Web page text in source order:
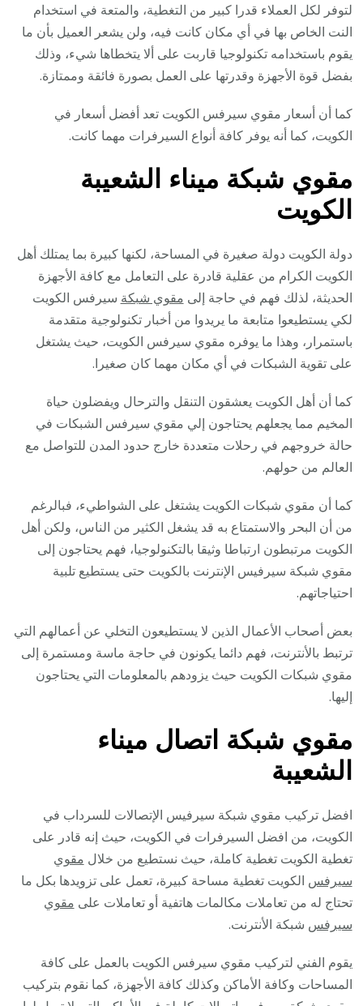
لتوفر لكل العملاء قدرا كبير من التغطية، والمتعة في استخدام
النت الخاص بها في أي مكان كانت فيه، ولن يشعر العميل بأن ما
يقوم باستخدامه تكنولوجيا قاربت على ألا يتخطاها شيء، وذلك
بفضل قوة الأجهزة وقدرتها على العمل بصورة فائقة وممتازة.
كما أن أسعار مقوي سيرفس الكويت تعد أفضل أسعار في
الكويت، كما أنه يوفر كافة أنواع السيرفرات مهما كانت.
مقوي شبكة ميناء الشعيبة
الكويت
دولة الكويت دولة صغيرة في المساحة، لكنها كبيرة بما يمتلك أهل
الكويت الكرام من عقلية قادرة على التعامل مع كافة الأجهزة
الحديثة، لذلك فهم في حاجة إلى مقوي شبكة سيرفس الكويت
لكي يستطيعوا متابعة ما يريدوا من أخبار تكنولوجية متقدمة
باستمرار، وهذا ما يوفره مقوي سيرفس الكويت، حيث يشتغل
على تقوية الشبكات في أي مكان مهما كان صغيرا.
كما أن أهل الكويت يعشقون التنقل والترحال ويفضلون حياة
المخيم مما يجعلهم يحتاجون إلي مقوي سيرفس الشبكات في
حالة خروجهم في رحلات متعددة خارج حدود المدن للتواصل مع
العالم من حولهم.
كما أن مقوي شبكات الكويت يشتغل على الشواطيء، فبالرغم
من أن البحر والاستمتاع به قد يشغل الكثير من الناس، ولكن أهل
الكويت مرتبطون ارتباطا وثيقا بالتكنولوجيا، فهم يحتاجون إلى
مقوي شبكة سيرفيس الإنترنت بالكويت حتى يستطيع تلبية
احتياجاتهم.
بعض أصحاب الأعمال الذين لا يستطيعون التخلي عن أعمالهم التي
ترتبط بالأنترنت، فهم دائما يكونون في حاجة ماسة ومستمرة إلى
مقوي شبكات الكويت حيث يزودهم بالمعلومات التي يحتاجون
إليها.
مقوي شبكة اتصال ميناء
الشعيبة
افضل تركيب مقوي شبكة سيرفيس الإتصالات للسرداب في
الكويت، من افضل السيرفرات في الكويت، حيث إنه قادر على
تغطية الكويت تغطية كاملة، حيث نستطيع من خلال مقوي
سيرفس الكويت تغطية مساحة كبيرة، تعمل على تزويدها بكل ما
تحتاج له من تعاملات مكالمات هاتفية أو تعاملات على مقوي
سيرفس شبكة الأنترنت.
يقوم الفني لتركيب مقوي سيرفس الكويت بالعمل على كافة
المساحات وكافة الأماكن وكذلك كافة الأجهزة، كما نقوم بتركيب